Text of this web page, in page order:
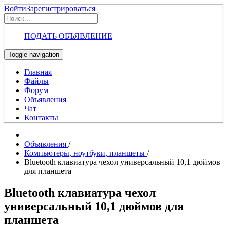
ВойтиЗарегистрироваться
ПОДАТЬ ОБЪЯВЛЕНИЕ
Toggle navigation
Главная
Файлы
Форум
Объявления
Чат
Контакты
Объявления /
Компьютеры, ноутбуки, планшеты /
Bluetooth клавиатура чехол универсальный 10,1 дюймов
для планшета
Bluetooth клавиатура чехол
универсальный 10,1 дюймов для
планшета